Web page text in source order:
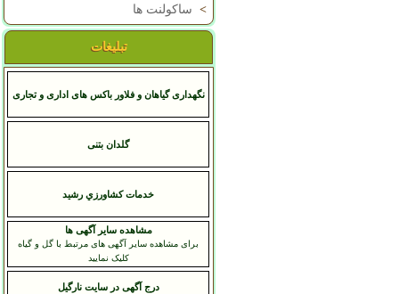
> ساکولنت ها
تبلیغات
نگهداری گیاهان و فلاور باکس های اداری و تجاری
گلدان بتنی
خدمات کشاورزي رشيد
مشاهده سایر آگهی ها
برای مشاهده سایر آگهی های مرتبط با گل و گیاه
کلیک نمایید
درج آگهی در سایت نارگیل